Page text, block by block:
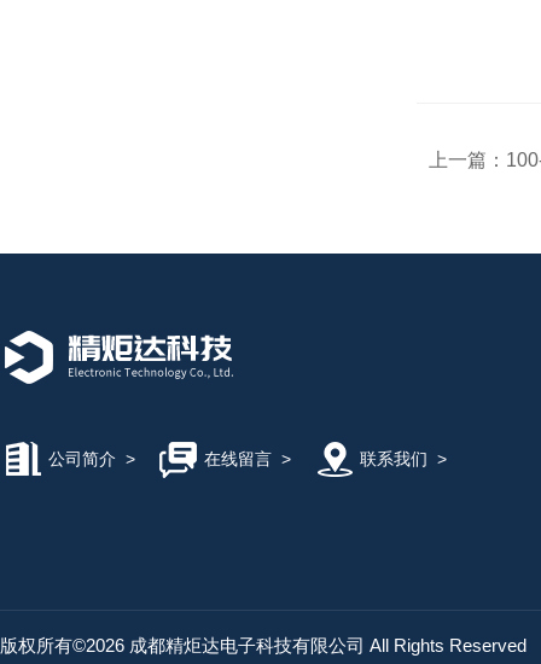
上一篇：
公司简介 > 在线留言> 联系我们 >
版权所有©2026 成都精炬达电子科技有限公司 All Rights Reserved